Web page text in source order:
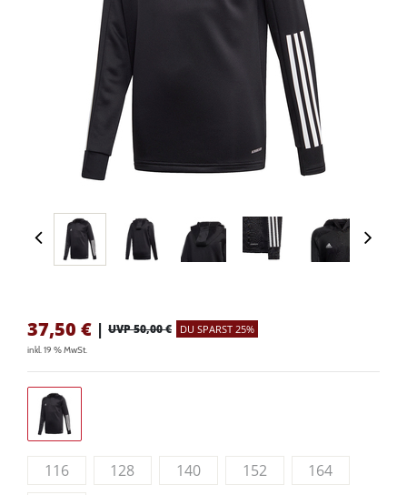
37,50 € | UVP 50,00 € DU SPARST 25%
inkl. 19 % MwSt.
116 128 140 152
164